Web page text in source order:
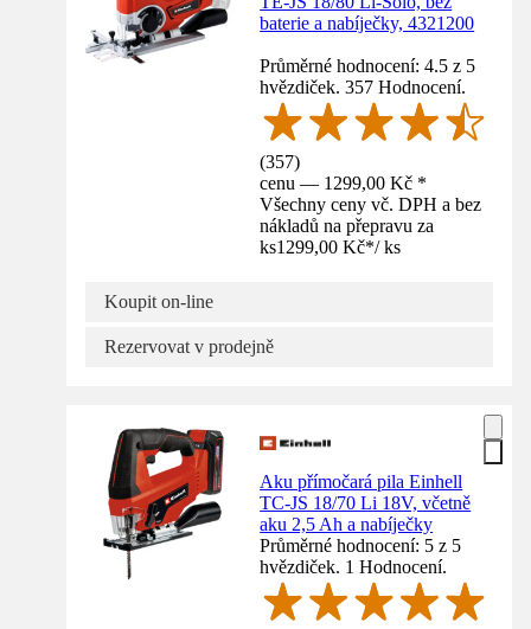
baterie a nabíječky, 4321200
Průměrné hodnocení: 4.5 z 5
hvězdiček. 357 Hodnocení.
(357)
cenu — 1299,00 Kč *
Všechny ceny vč. DPH a bez
nákladů na přepravu za
ks1299,00 Kč*/ ks
Koupit on-line
Rezervovat v prodejně
Aku přímočará pila Einhell
TC‑JS 18/70 Li 18V, včetně
aku 2,5 Ah a nabíječky
Průměrné hodnocení: 5 z 5
hvězdiček. 1 Hodnocení.